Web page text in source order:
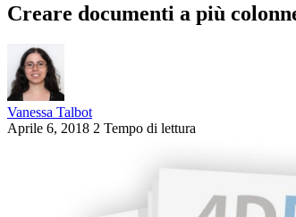
Creare documenti a più
Vanessa Talbot
Aprile 6, 2018 2 Tempo di lettura